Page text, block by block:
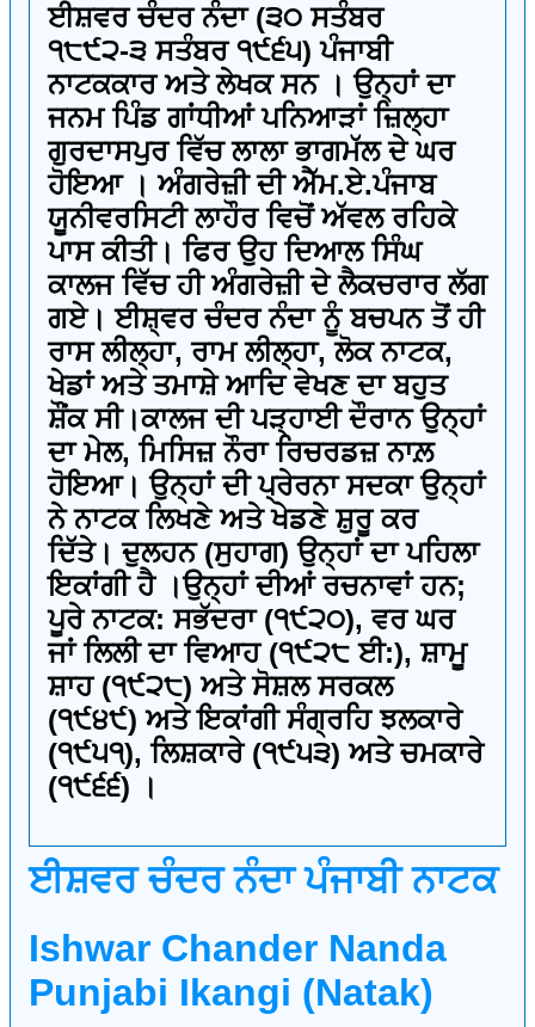
ਈਸ਼ਵਰ ਚੰਦਰ ਨੰਦਾ (੩੦ ਸਤੰਬਰ
੧੮੯੨-੩ ਸਤੰਬਰ ੧੯੬੫) ਪੰਜਾਬੀ
ਨਾਟਕਕਾਰ ਅਤੇ ਲੇਖਕ ਸਨ । ਉਨ੍ਹਾਂ ਦਾ
ਜਨਮ ਪਿੰਡ ਗਾਂਧੀਆਂ ਪਨਿਆੜਾਂ ਜ਼ਿਲ੍ਹਾ
ਗੁਰਦਾਸਪੁਰ ਵਿੱਚ ਲਾਲਾ ਭਾਗਮੱਲ ਦੇ ਘਰ
ਹੋਇਆ । ਅੰਗਰੇਜ਼ੀ ਦੀ ਐੱਮ.ਏ.ਪੰਜਾਬ
ਯੂਨੀਵਰਸਿਟੀ ਲਾਹੌਰ ਵਿਚੋਂ ਅੱਵਲ ਰਹਿਕੇ
ਪਾਸ ਕੀਤੀ। ਫਿਰ ਉਹ ਦਿਆਲ ਸਿੰਘ
ਕਾਲਜ ਵਿੱਚ ਹੀ ਅੰਗਰੇਜ਼ੀ ਦੇ ਲੈਕਚਰਾਰ ਲੱਗ
ਗਏ। ਈਸ਼੍ਵਰ ਚੰਦਰ ਨੰਦਾ ਨੂੰ ਬਚਪਨ ਤੋਂ ਹੀ
ਰਾਸ ਲੀਲ੍ਹਾ, ਰਾਮ ਲੀਲ੍ਹਾ, ਲੋਕ ਨਾਟਕ,
ਖੇਡਾਂ ਅਤੇ ਤਮਾਸ਼ੇ ਆਦਿ ਵੇਖਣ ਦਾ ਬਹੁਤ
ਸ਼ੌਂਕ ਸੀ।ਕਾਲਜ ਦੀ ਪੜ੍ਹਾਈ ਦੌਰਾਨ ਉਨ੍ਹਾਂ
ਦਾ ਮੇਲ, ਮਿਸਿਜ਼ ਨੌਰਾ ਰਿਚਰਡਜ਼ ਨਾਲ਼
ਹੋਇਆ। ਉਨ੍ਹਾਂ ਦੀ ਪ੍ਰੇਰਨਾ ਸਦਕਾ ਉਨ੍ਹਾਂ
ਨੇ ਨਾਟਕ ਲਿਖਣੇ ਅਤੇ ਖੇਡਣੇ ਸ਼ੁਰੂ ਕਰ
ਦਿੱਤੇ। ਦੁਲਹਨ (ਸੁਹਾਗ) ਉਨ੍ਹਾਂ ਦਾ ਪਹਿਲਾ
ਇਕਾਂਗੀ ਹੈ ।ਉਨ੍ਹਾਂ ਦੀਆਂ ਰਚਨਾਵਾਂ ਹਨ;
ਪੂਰੇ ਨਾਟਕ: ਸਭੱਦਰਾ (੧੯੨੦), ਵਰ ਘਰ
ਜਾਂ ਲਿਲੀ ਦਾ ਵਿਆਹ (੧੯੨੮ ਈ:), ਸ਼ਾਮੂ
ਸ਼ਾਹ (੧੯੨੮) ਅਤੇ ਸੋਸ਼ਲ ਸਰਕਲ
(੧੯੪੯) ਅਤੇ ਇਕਾਂਗੀ ਸੰਗ੍ਰਹਿ ਝਲਕਾਰੇ
(੧੯੫੧), ਲਿਸ਼ਕਾਰੇ (੧੯੫੩) ਅਤੇ ਚਮਕਾਰੇ
(੧੯੬੬) ।
ਈਸ਼ਵਰ ਚੰਦਰ ਨੰਦਾ ਪੰਜਾਬੀ ਨਾਟਕ
Ishwar Chander Nanda
Punjabi Ikangi (Natak)